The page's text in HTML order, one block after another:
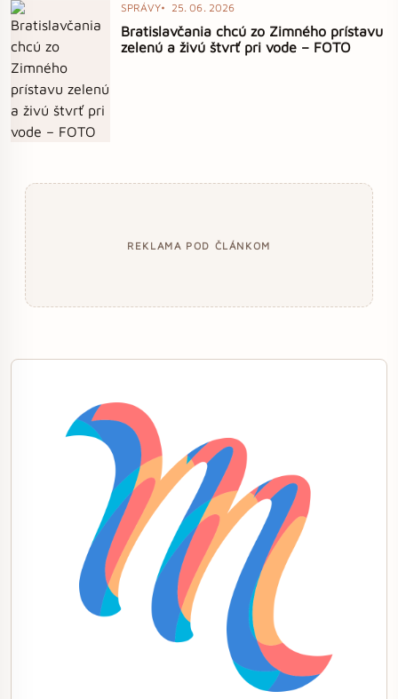
SPRÁVY 25. 06. 2026
Bratislavčania chcú zo Zimného prístavu
zelenú a živú štvrť pri vode – FOTO
REKLAMA POD ČLÁNKOM